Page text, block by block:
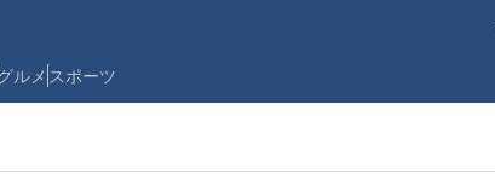
ルメ スポーツ